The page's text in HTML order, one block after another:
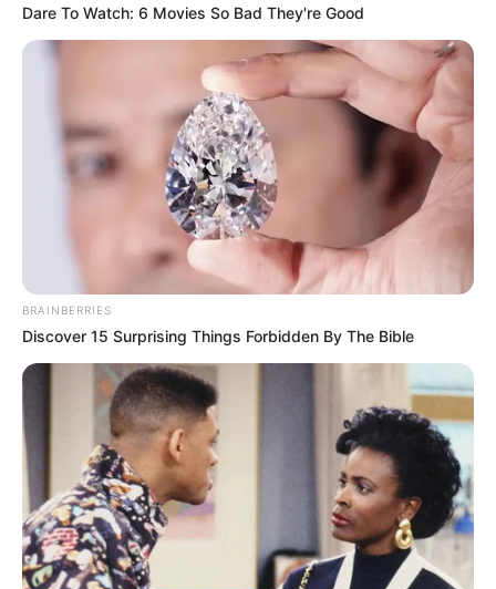
Dare To Watch: 6 Movies So Bad They're Good
BRAINBERRIES
Discover 15 Surprising Things Forbidden By The Bible